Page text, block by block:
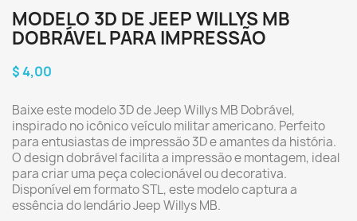
MODELO 3D DE JEEP WILLYS MB
DOBRÁVEL PARA IMPRESSÃO
$ 4,00
Baixe este modelo 3D de Jeep Willys MB Dobrável,
inspirado no icônico veículo militar americano. Perfeito
para entusiastas de impressão 3D e amantes da história.
O design dobrável facilita a impressão e montagem, ideal
para criar uma peça colecionável ou decorativa.
Disponível em formato STL, este modelo captura a
essência do lendário Jeep Willys MB.